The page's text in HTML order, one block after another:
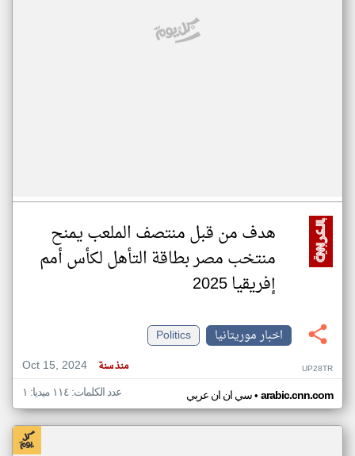
هدف من قبل منتصف الملعب يمنح
منتخب مصر بطاقة التأهل لكأس أمم
إفريقيا 2025
اخبار موريتانيا
Politics
Oct 15, 2024
منذ سنة UP28TR
سي ان ان عربي• arabic.cnn.com عدد الكلمات: ١١٤ ميديا: ١